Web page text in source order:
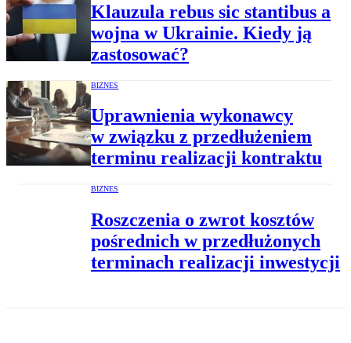
Klauzula rebus sic stantibus a
wojna w Ukrainie. Kiedy ją
zastosować?
BIZNES
Uprawnienia wykonawcy
w związku z przedłużeniem
terminu realizacji kontraktu
BIZNES
Roszczenia o zwrot kosztów
pośrednich w przedłużonych
terminach realizacji inwestycji